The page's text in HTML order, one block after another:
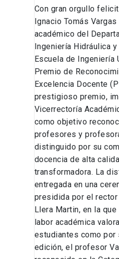
Con gran orgullo
Ignacio Tomás
académico del
Ingeniería Hidráulica
Escuela de Ingeniería
Premio de
Excelencia Docente
prestigioso premio,
Vicerrectoría
como objetivo
profesores y
distinguido por su
docencia de alta
transformadora. La
entregada en una
presidida por el
Llera Martin, en la
labor académica
estudiantes como por
edición, el profesor